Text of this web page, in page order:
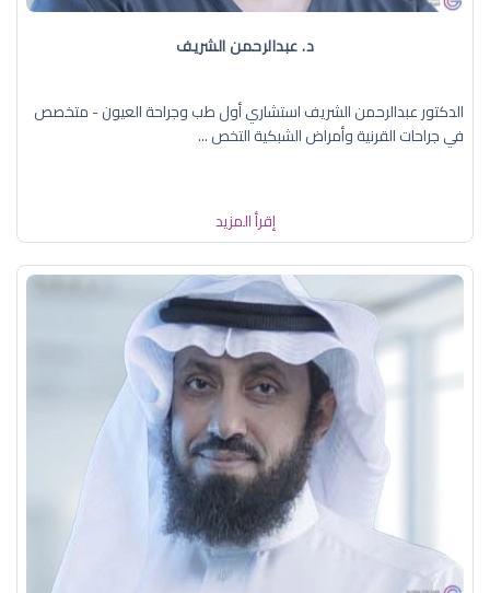
د. عبدالرحمن الشريف
الدكتور عبدالرحمن الشريف استشاري أول طب وجراحة العيون - متخصص
في جراحات القرنية وأمراض الشبكية التخص ...
إقرأ المزيد